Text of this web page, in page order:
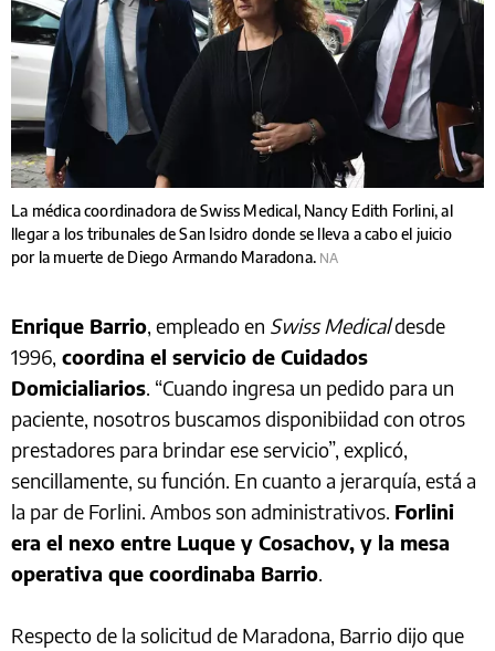
La médica coordinadora de Swiss Medical, Nancy Edith Forlini, al
llegar a los tribunales de San Isidro donde se lleva a cabo el juicio
por la muerte de Diego Armando Maradona. NA
Enrique Barrio , empleado en Swiss Medicaldesde
1996, coordina el servicio de Cuidados
Domicialiarios . “Cuando ingresa un pedido para un
paciente, nosotros buscamos disponibiidad con otros
prestadores para brindar ese servicio”, explicó,
sencillamente, su función. En cuanto a jerarquía, está a
la par de Forlini. Ambos son administrativos. Forlini
era el nexo entre Luque y Cosachov, y la mesa
operativa que coordinaba Barrio
Respecto de la solicitud de Maradona, Barrio dijo que